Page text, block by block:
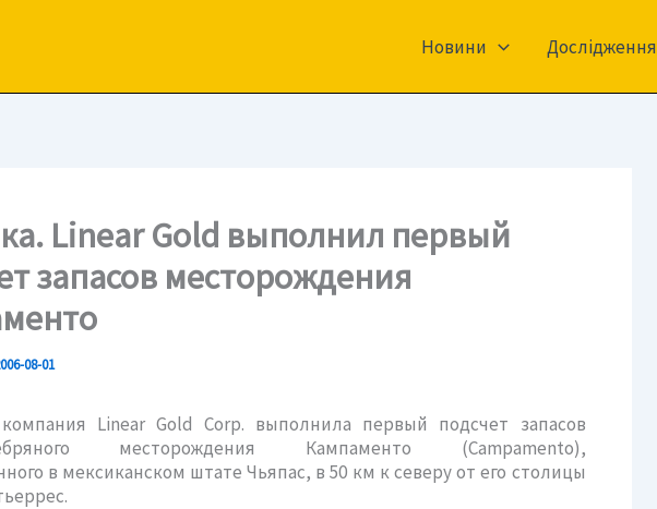
Новини Дослідження
Linear Gold выполнил первый
запасов месторождения
08-01
компания Linear Gold Corp. выполнила первый подсчет запасов
месторождения Кампаменто (Campamento),
в мексиканском штате Чьяпас, в 50 км к северу от его столицы